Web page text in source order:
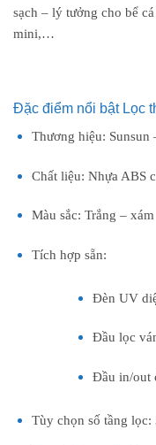
sạch – lý tưởng cho bể
mini,…
Đặc điểm nổi bật Lọc
Thương hiệu: Sunsun
Chất liệu: Nhựa ABS
Màu sắc: Trắng – xám
Tích hợp sẵn:
Đèn UV
Đầu lọc
Đầu in/out
Tùy chọn số tầng lọc: